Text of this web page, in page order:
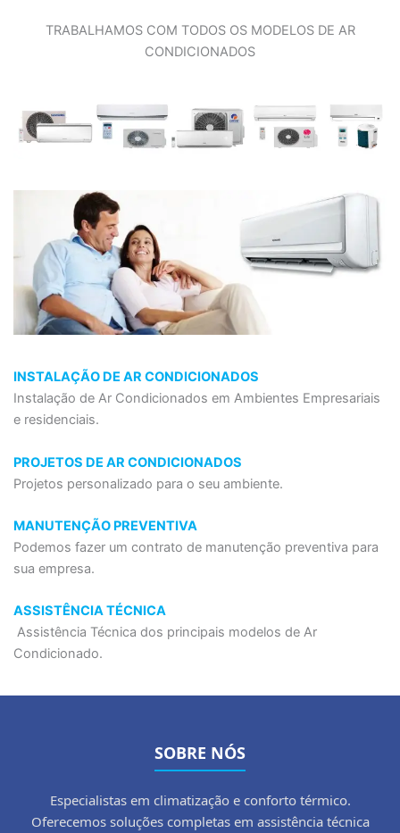
TRABALHAMOS COM TODOS OS MODELOS DE AR
CONDICIONADOS
INSTALAÇÃO DE AR CONDICIONADOS
Instalação de Ar Condicionados em Ambientes Empresariais
e residenciais.
PROJETOS DE AR CONDICIONADOS
Projetos personalizado para o seu ambiente.
MANUTENÇÃO PREVENTIVA
Podemos fazer um contrato de manutenção preventiva para
sua empresa.
ASSISTÊNCIA TÉCNICA
Assistência Técnica dos principais modelos de Ar
Condicionado.
SOBRE NÓS
Especialistas em climatização e conforto térmico.
Oferecemos soluções completas em assistência técnica